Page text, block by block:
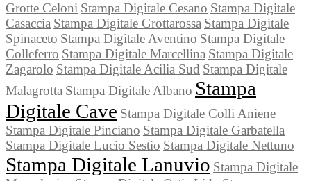
Grotte Celoni Stampa Digitale Cesano Stampa Digitale
Casaccia Stampa Digitale Grottarossa Stampa Digitale
Spinaceto Stampa Digitale Aventino Stampa Digitale
Colleferro Stampa Digitale Marcellina Stampa Digitale
Zagarolo Stampa Digitale Acilia Sud Stampa Digitale
Malagrotta Stampa Digitale Albano Stampa
Digitale Cave Stampa Digitale Colli Aniene
Stampa Digitale Pinciano Stampa Digitale Garbatella
Stampa Digitale Lucio Sestio Stampa Digitale Nettuno
Stampa Digitale Lanuvio Stampa Digitale